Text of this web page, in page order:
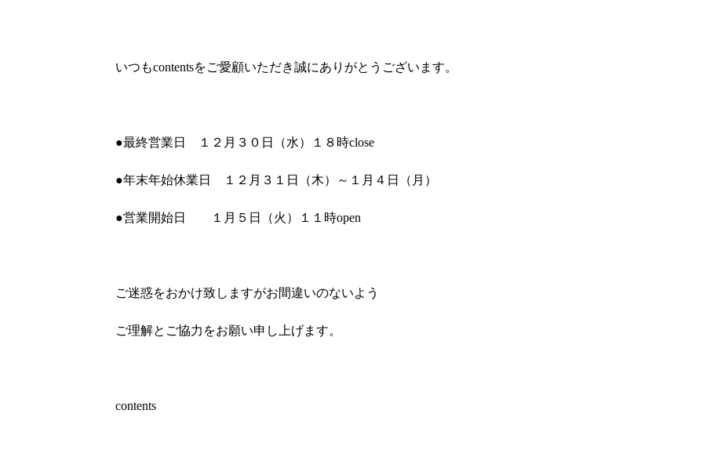
いつもcontentsをご愛顧いただき誠にありがとうございます。
●最終営業日 １２月３０日（水）１８時close
●年末年始休業日 １２月３１日（木）～１月４日（月）
●営業開始日 １月５日（火）１１時open
ご迷惑をおかけ致しますがお間違いのないよう
ご理解とご協力をお願い申し上げます。
contents